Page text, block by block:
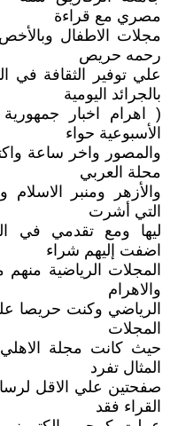
مصري مع قراءة
مجلات الاطفال
رحمه حريص
علي توفير الثقافة في
بالجرائد اليومية
( اهرام اخبار جمهورية
الأسبوعية حواء
والمصور واخر ساعة
محلة العربي
والأزهر ومنبر
التي أشرت
ليها ومع تقدمي في
اضفت إليهم شراء
المجلات الرياضية
والاهرام
الرياضي وكنت حريصا
المجلات
حيث كانت مجلة
المثال تفرد
صفحتين علي الاقل
القراء فقد